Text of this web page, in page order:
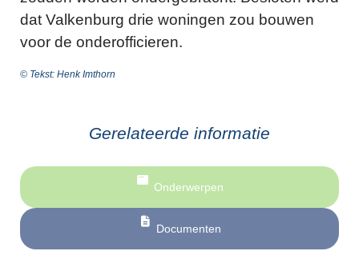
dat Valkenburg drie woningen zou bouwen
voor de onderofficieren.
© Tekst: Henk Imthorn
Gerelateerde informatie
Onderwerpen
Documenten